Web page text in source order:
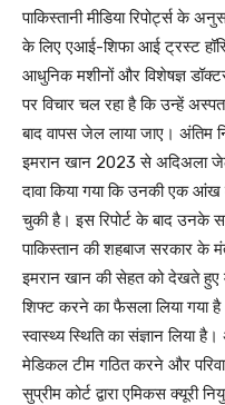
पाकिस्तानी मीडिया रिपोर्ट्स के
के लिए एआई-शिफा आई ट्रस्ट
आधुनिक मशीनों और विशेषज्ञ
पर विचार चल रहा है कि उन्हें
बाद वापस जेल लाया जाए। अंतिम
इमरान खान 2023 से अदिअला जेल
दावा किया गया कि उनकी एक आंख
चुकी है। इस रिपोर्ट के बाद उनके
पाकिस्तान की शहबाज सरकार के
इमरान खान की सेहत को देखते हुए
शिफ्ट करने का फैसला लिया गया
स्वास्थ्य स्थिति का संज्ञान
मेडिकल टीम गठित करने और
सुप्रीम कोर्ट द्वारा एमिकस